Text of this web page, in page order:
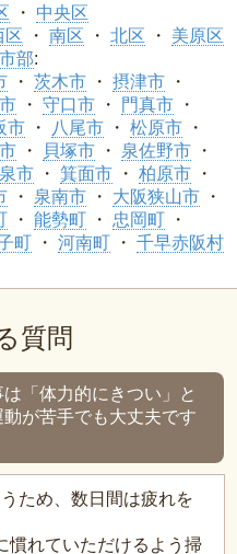
中央区
区 南区 北区
美原区
部:
茨木市
摂津市
守口市
門真市
市 八尾市
松原市
貝塚市
泉佐野市
市 箕面市
柏原市
泉南市
大阪狭山市
能勢町
忠岡町
町 河南町 千早赤阪村
質問
「体力的にきつい」と
が苦手でも大丈夫です
ため、数日間は疲れを
慣れていただけるよう掃